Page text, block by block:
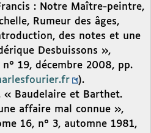
: Notre Maître-peintre,
Rumeur des âges,
des notes et une
Desbuissons »,
n° 19, décembre 2008, pp.
).
« Baudelaire et Barthet.
affaire mal connue »,
16, n° 3, automne 1981,